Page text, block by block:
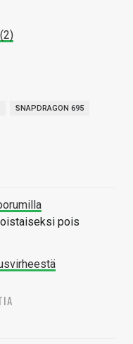
(2)
SNAPDRAGON 695
pois